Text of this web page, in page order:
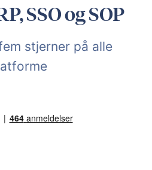
SSO og SOP
stjerner på alle